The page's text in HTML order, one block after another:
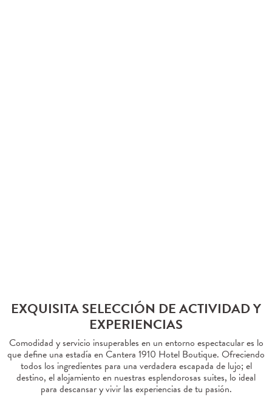
EXQUISITA SELECCIÓN DE ACTIVIDAD Y
EXPERIENCIAS
Comodidad y servicio insuperables en un entorno espectacular es lo
que define una estadía en Cantera 1910 Hotel Boutique. Ofreciendo
todos los ingredientes para una verdadera escapada de lujo; el
destino, el alojamiento en nuestras esplendorosas suites, lo ideal
para descansar y vivir las experiencias de tu pasión.